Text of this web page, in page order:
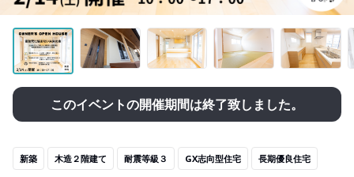
このイベントの開催期間は終了致しました。
新築 木造２階建て 耐震等級３ GX志向型住宅 長期優良住宅